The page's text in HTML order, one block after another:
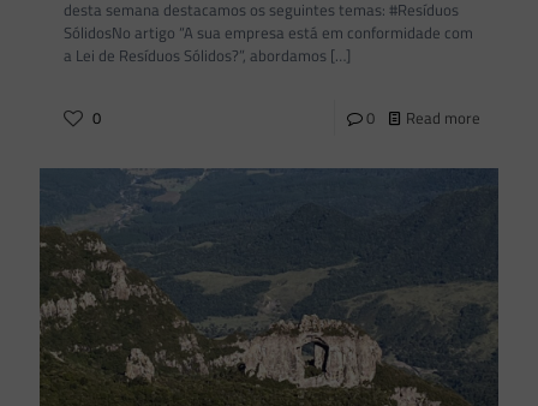
desta semana destacamos os seguintes temas: #Resíduos
SólidosNo artigo “A sua empresa está em conformidade com
a Lei de Resíduos Sólidos?”, abordamos […]
0 0 Read more